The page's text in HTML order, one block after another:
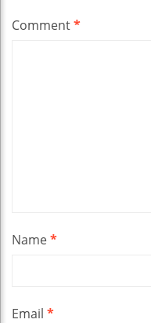
Comment*
Name*
Email *